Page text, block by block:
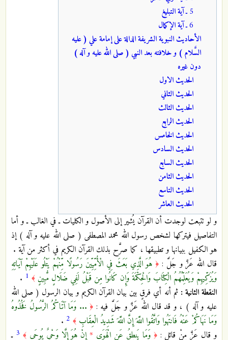
5 ـ آية التبليغ
6 ـ آية الإكمال
الأحاديث النبوية الشريفة الدالة على إمامة علي ( عليه
السَّلام ) و خلافته بعد النبي ( صلى الله عليه و آله )
دون غيره
الحديث الاول
الحديث الثاني
الحديث الثالث
الحديث الرابع
الحديث الخامس
الحديث السادس
الحديث السابع
الحديث الثامن
الحديث التاسع
الحديث العاشر
و لو تتبعت لوجدت أن القرآن يُشير إلى الأصول و الكليات ـ في الغالب ـ و أما
التفاصيل فيتركها لشخص رسول الله محمد المصطفى ( صلى الله عليه و آله ) إذ
هو الكفيل ببيانها و تطبيقها ، كما صرَّح بذلك القرآن الكريم في أكثر من آية .
قال الله عَزَّ و جَلَّ : ﴿ هُوَ الَّذِي بَعَثَ فِي الْأُمِّيِّينَ رَسُولًا مِّنْهُمْ يَتْلُو عَلَيْهِمْ آيَاتِهِ
وَيُزَكِّيهِمْ وَيُعَلِّمُهُمُ الْكِتَابَ وَالْحِكْمَةَ وَإِن كَانُوا مِن قَبْلُ لَفِي ضَلَالٍ مُّبِينٍ ﴾ 1
.
النقطة الثانية : ثم أنه أي فرقٍ بين بيان القرآن الكريم و بيان الرسول ( صلى الله
عليه و آله ) ، و قد قال الله عَزَّ و جَلَّ فيه : ﴿ ... وَمَا آتَاكُمُ الرَّسُولُ فَخُذُوهُ
وَمَا نَهَاكُمْ عَنْهُ فَانتَهُوا وَاتَّقُوا اللَّهَ إِنَّ اللَّهَ شَدِيدُ الْعِقَابِ ﴾ 2
.
و قال عَزَّ مِنْ قائل :﴿ وَمَا يَنطِقُ عَنِ الْهَوَى *إِنْ هُوَ إِلَّا وَحْيٌ يُوحَى ﴾ 3 ـ